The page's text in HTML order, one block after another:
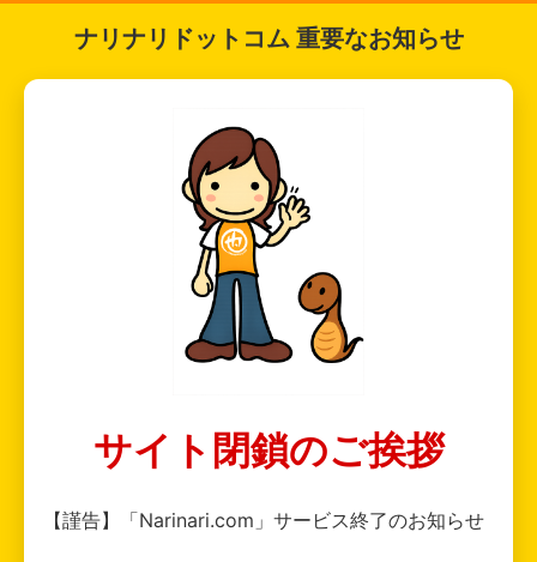
ナリナリドットコム 重要なお知らせ
サイト閉鎖のご挨拶
【謹告】「Narinari.com」サービス終了のお知らせ